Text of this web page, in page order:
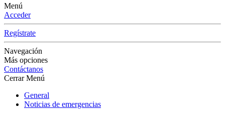
Menú
Acceder
Regístrate
Navegación
Más opciones
Contáctanos
Cerrar Menú
General
Noticias de emergencias